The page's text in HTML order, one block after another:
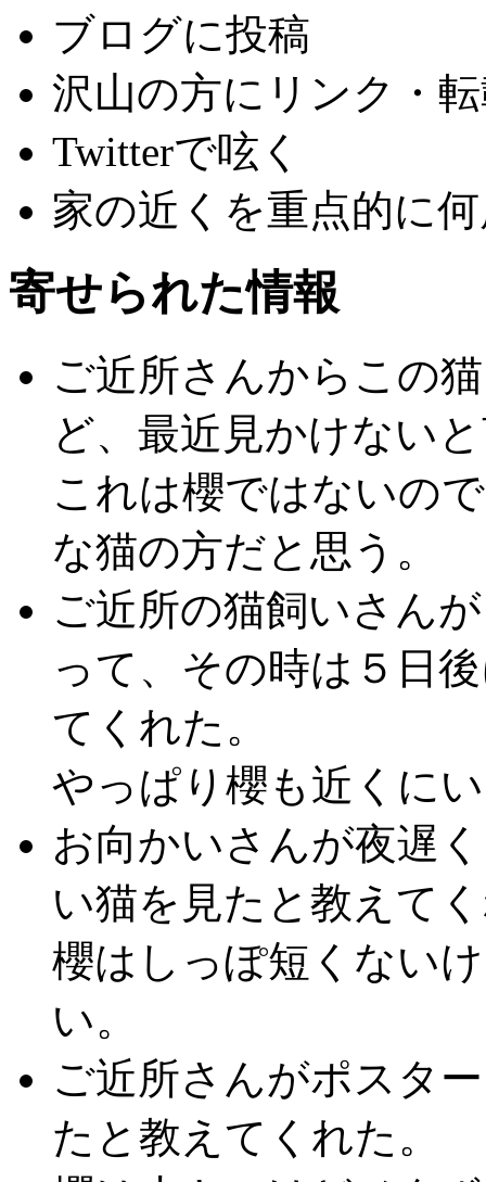
ブログに投稿
沢山の方にリンク・
Twitterで呟く
家の近くを重点的に
寄せられた情報
ご近所さんからこの
ど、最近見かけない
これは櫻ではないの
な猫の方だと思う。
ご近所の猫飼いさん
って、その時は５日
てくれた。
やっぱり櫻も近くに
お向かいさんが夜遅
い猫を見たと教えて
櫻はしっぽ短くない
い。
ご近所さんがポスタ
たと教えてくれた。